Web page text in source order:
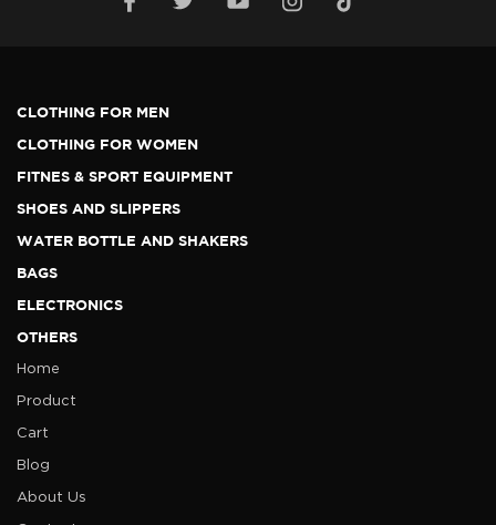
CLOTHING FOR MEN
CLOTHING FOR WOMEN
FITNES & SPORT EQUIPMENT
SHOES AND SLIPPERS
WATER BOTTLE AND SHAKERS
BAGS
ELECTRONICS
OTHERS
Home
Product
Cart
Blog
About Us